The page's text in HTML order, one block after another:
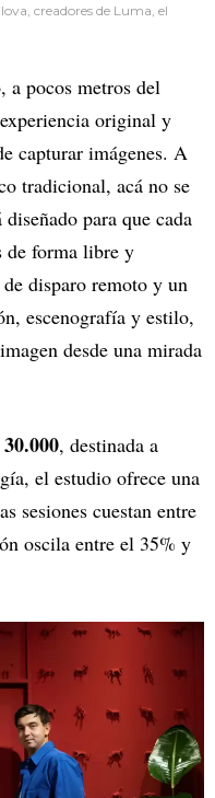
creadores de Luma, el
a pocos metros del
original y
capturar imágenes. A
tradicional, acá no se
para que cada
de forma libre y
disparo remoto y un
escenografía y estilo,
desde una mirada
, destinada a
el estudio ofrece una
sesiones cuestan entre
oscila entre el 35% y